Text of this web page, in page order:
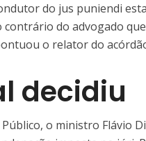
do jus puniendi
do advogado
o relator do
decidiu
o ministro Flávio